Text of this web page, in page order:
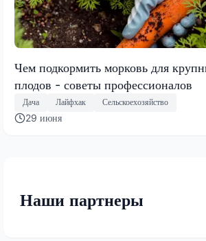
Чем подкормить морковь для
плодов - советы профессионалов
Дача Лайфхак Сельскоехозяйство
29 июня
Наши партнеры